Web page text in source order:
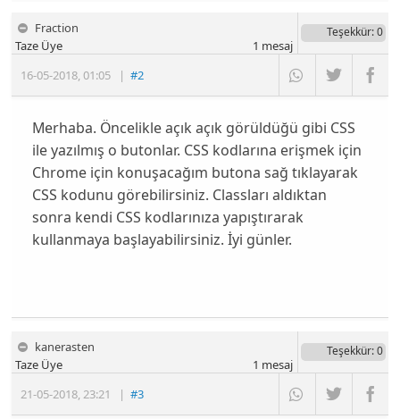
Fraction
16-05-2018,01:05 |#2
Taze Üye
Teşekkür: 0
1 mesaj
Merhaba. Öncelikle açık açık görüldüğü gibi CSS
ile yazılmış o butonlar. CSS kodlarına erişmek için
Chrome için konuşacağım butona sağ tıklayarak
CSS kodunu görebilirsiniz. Classları aldıktan
sonra kendi CSS kodlarınıza yapıştırarak
kullanmaya başlayabilirsiniz. İyi günler.
kanerasten
21-05-2018,23:21 |#3
Taze Üye
Teşekkür: 0
1 mesaj